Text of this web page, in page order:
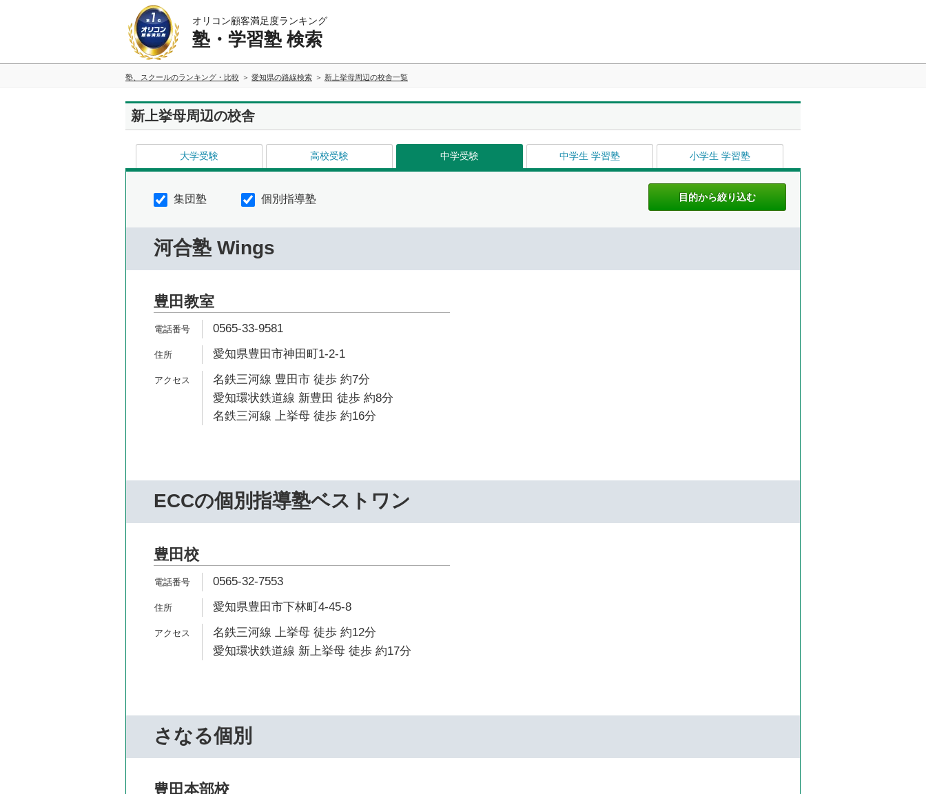
オリコン顧客満足度ランキング
塾・学習塾 検索
塾、スクールのランキング・比較 愛知県の路線検索 新上挙母周辺の校舎一覧
新上挙母周辺の校舎
大学受験 高校受験 中学受験 中学生 学習塾 小学生 学習塾
集団塾 個別指導塾
河合塾 Wings
豊田教室
0565-33-9581
愛知県豊田市神田町1-2-1
名鉄三河線 豊田市 徒歩 約7分
愛知環状鉄道線 新豊田 徒歩 約8分
名鉄三河線 上挙母 徒歩 約16分
ECCの個別指導塾ベストワン
豊田校
0565-32-7553
愛知県豊田市下林町4-45-8
名鉄三河線 上挙母 徒歩 約12分
愛知環状鉄道線 新上挙母 徒歩 約17分
さなる個別
豊田本部校